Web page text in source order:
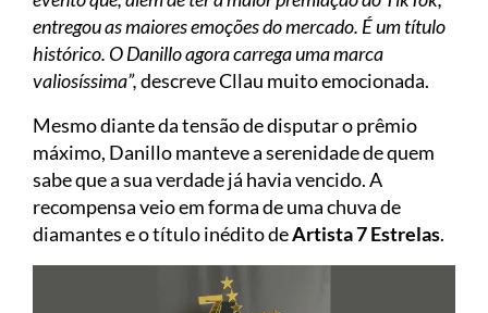
entregou as maiores emoções do mercado. É um título
histórico. O Danillo agora carrega uma marca
valiosíssima”,descreve Cllau muito emocionada.
Mesmo diante da tensão de disputar o prêmio
máximo, Danillo manteve a serenidade de quem
sabe que a sua verdade já havia vencido. A
recompensa veio em forma de uma chuva de
diamantes e o título inédito deArtista 7 Estrelas.